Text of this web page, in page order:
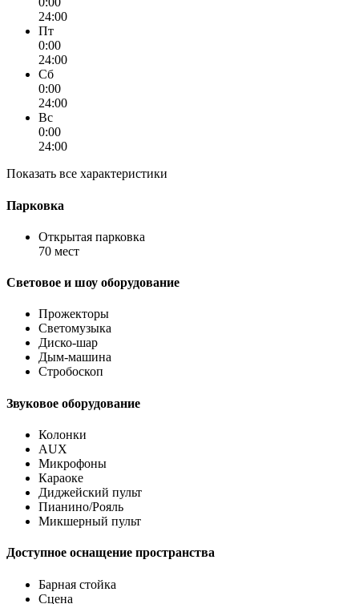
24:00
Пт
0:00
24:00
Сб
0:00
24:00
Вс
0:00
24:00
Показать все характеристики
Парковка
Открытая парковка
70 мест
Световое и шоу оборудование
Прожекторы
Светомузыка
Диско-шар
Дым-машина
Стробоскоп
Звуковое оборудование
Колонки
AUX
Микрофоны
Караоке
Диджейский пульт
Пианино/Рояль
Микшерный пульт
Доступное оснащение пространства
Барная стойка
Сцена